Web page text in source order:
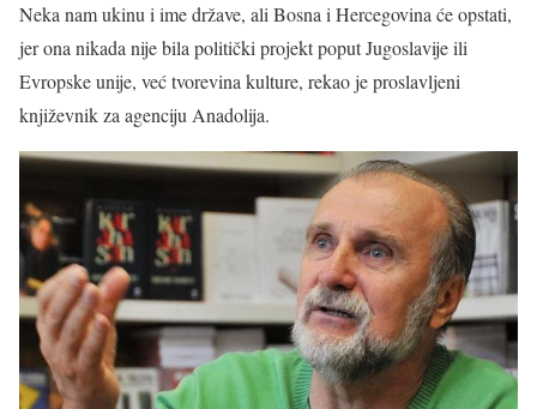
Neka nam ukinu i ime države, ali Bosna i Hercegovina će opstati,
jer ona nikada nije bila politički projekt poput Jugoslavije ili
Evropske unije, već tvorevina kulture, rekao je proslavljeni
književnik za agenciju Anadolija.